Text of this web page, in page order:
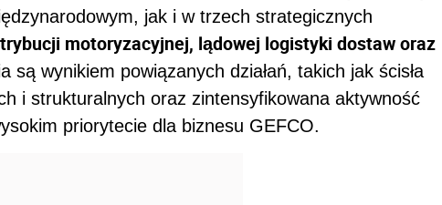
jak i w trzech strategicznych
motoryzacyjnej, lądowej logistyki dostaw oraz
są wynikiem powiązanych działań, takich jak ścisła
i strukturalnych oraz zintensyfikowana aktywność
priorytecie dla biznesu GEFCO.